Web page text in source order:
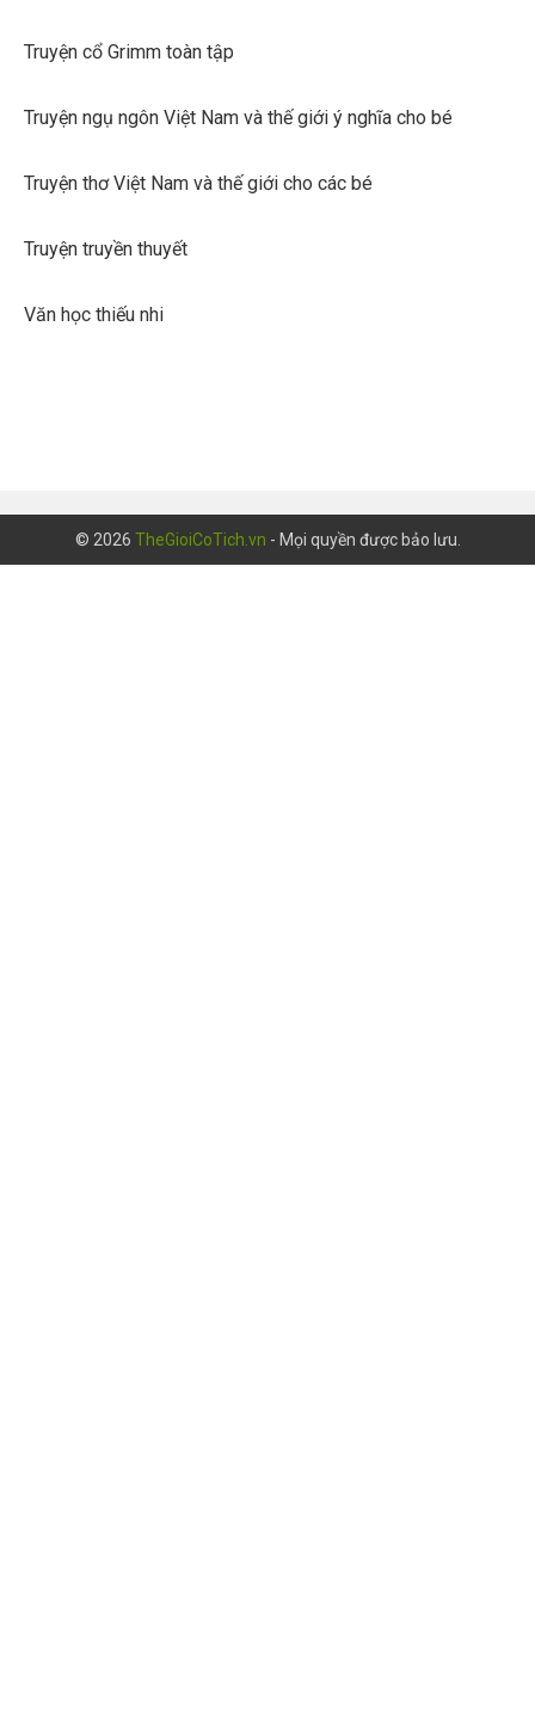
Truyện cổ Grimm toàn tập
Truyện ngụ ngôn Việt Nam và thế giới ý nghĩa cho bé
Truyện thơ Việt Nam và thế giới cho các bé
Truyện truyền thuyết
Văn học thiếu nhi
© 2026 TheGioiCoTich.vn - Mọi quyền được bảo lưu.